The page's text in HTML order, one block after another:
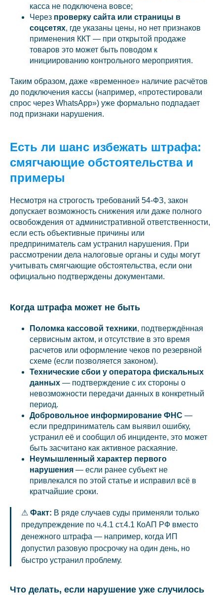
касса не подключена вовсе;
Через проверку сайта или страницы в
соцсетях, где указаны цены, но нет признаков
применения ККТ — при открытой продаже
товаров это может быть поводом к
инициированию контрольного мероприятия.
Таким образом, даже «временное» наличие расчётов
до подключения кассы (например, «протестировали
спрос через WhatsApp») уже формально подпадает
под признаки нарушения.
Есть ли шанс избежать штрафа:
смягчающие обстоятельства и
примеры
Несмотря на строгость требований 54-ФЗ, закон
допускает возможность снижения или даже полного
освобождения от административной ответственности,
если есть объективные причины или
предприниматель сам устранил нарушения. При
рассмотрении дела налоговые органы и суды могут
учитывать смягчающие обстоятельства, если они
официально подтверждены документами.
Когда штрафа может не быть
Поломка кассовой техники, подтверждённая
сервисным актом, и отсутствие в это время
расчетов или оформление чеков по резервной
схеме (если позволяется законом).
Технические сбои у оператора фискальных
данных — подтверждение с их стороны о
невозможности передачи данных в конкретный
период.
Добровольное информирование ФНС —
если предприниматель сам выявил ошибку,
устранил её и сообщил об инциденте, это может
быть засчитано как активное раскаяние.
Неумышленный характер первого
нарушения — если ранее субъект не
привлекался по этой статье и исправил всё в
кратчайшие сроки.
⚠ Факт: В ряде случаев суды применяли только
предупреждение по ч.4.1 ст.4.1 КоАП РФ вместо
денежного штрафа — например, когда ИП
допустил разовую просрочку на один день, но
быстро устранил проблему.
Что делать, если нарушение уже случилось